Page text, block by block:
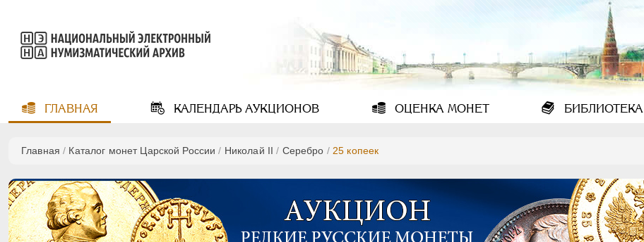
ГЛАВНАЯ КАЛЕНДАРЬАУКЦИОНОВ ОЦЕНКАМОНЕТ БИБЛИОТЕКА
Главная / Каталог монет Царской России / Николай II / Серебро / 25 копеек